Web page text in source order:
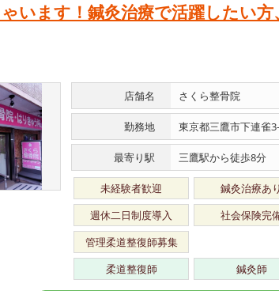
います！鍼灸治療で活躍したい方
店舗名 さくら整骨院
勤務地 東京都三鷹市下連雀
最寄り駅 三鷹駅から徒歩8分
未経験者歓迎 鍼灸治療あり
週休二日制度導入
社会保険完
管理柔道整復師募集
柔道整復師
鍼灸師